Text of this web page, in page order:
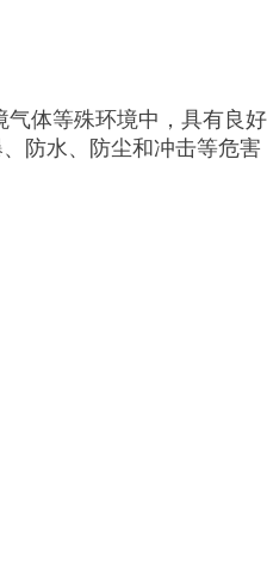
体等殊环境中，具有良
防水、防尘和冲击等危害